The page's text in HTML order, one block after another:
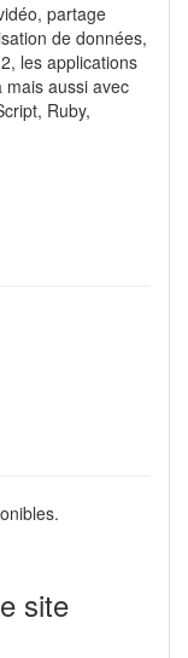
partage
de données,
les applications
aussi avec
Ruby,
site